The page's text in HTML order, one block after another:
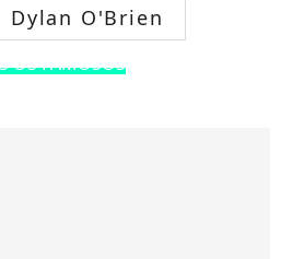
Dylan O'Brien
OS FAMOSOS